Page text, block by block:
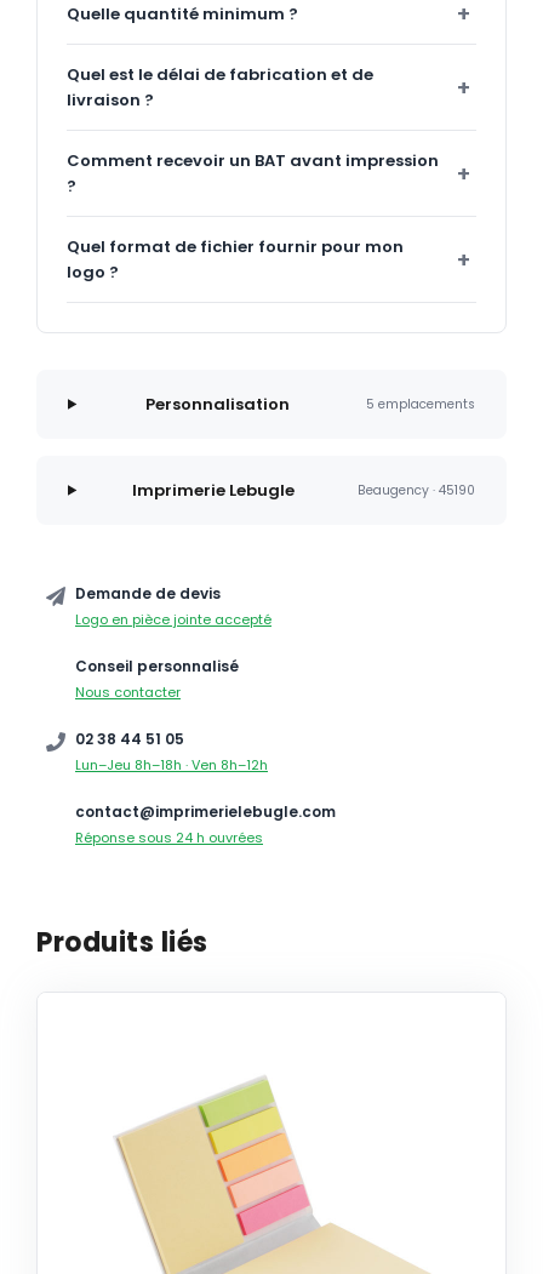
Quelle quantité minimum ?
Quel est le délai de fabrication et de
livraison ?
Comment recevoir un BAT avant impression
?
Quel format de fichier fournir pour mon
logo ?
Personnalisation 5 emplacements
Imprimerie Lebugle Beaugency · 45190
Demande de devis
Logo en pièce jointe accepté
Conseil personnalisé
Nous contacter
02 38 44 51 05
Lun–Jeu 8h–18h · Ven 8h–12h
contact@imprimerielebugle.com
Réponse sous 24 h ouvrées
Produits liés